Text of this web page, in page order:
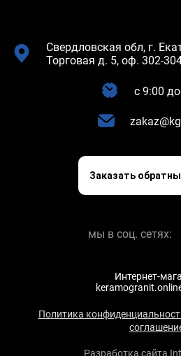
Свердловская обл, г.
Торговая д. 5, оф. 302-
c 9:00
Заказать
мы в соц. сетях:
Интернет-
Политика
Разработка сайта